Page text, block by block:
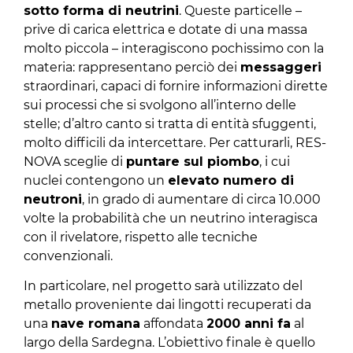
sotto forma di neutrini. Queste particelle –
prive di carica elettrica e dotate di una massa
molto piccola – interagiscono pochissimo con la
materia: rappresentano perciò dei messaggeri
straordinari, capaci di fornire informazioni dirette
sui processi che si svolgono all’interno delle
stelle; d’altro canto si tratta di entità sfuggenti,
molto difficili da intercettare. Per catturarli, RES-
NOVA sceglie di puntare sul piombo, i cui
nuclei contengono un elevato numero di
neutroni, in grado di aumentare di circa 10.000
volte la probabilità che un neutrino interagisca
con il rivelatore, rispetto alle tecniche
convenzionali.
In particolare, nel progetto sarà utilizzato del
metallo proveniente dai lingotti recuperati da
una nave romana affondata 2000 anni fa al
largo della Sardegna. L’obiettivo finale è quello